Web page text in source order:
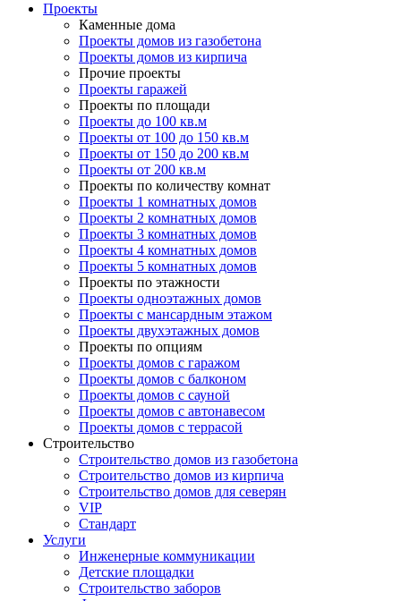
Проекты
Каменные дома
Проекты домов из газобетона
Проекты домов из кирпича
Прочие проекты
Проекты гаражей
Проекты по площади
Проекты до 100 кв.м
Проекты от 100 до 150 кв.м
Проекты от 150 до 200 кв.м
Проекты от 200 кв.м
Проекты по количеству комнат
Проекты 1 комнатных домов
Проекты 2 комнатных домов
Проекты 3 комнатных домов
Проекты 4 комнатных домов
Проекты 5 комнатных домов
Проекты по этажности
Проекты одноэтажных домов
Проекты с мансардным этажом
Проекты двухэтажных домов
Проекты по опциям
Проекты домов с гаражом
Проекты домов с балконом
Проекты домов с сауной
Проекты домов с автонавесом
Проекты домов с террасой
Строительство
Строительство домов из газобетона
Строительство домов из кирпича
Строительство домов для северян
VIP
Стандарт
Услуги
Инженерные коммуникации
Детские площадки
Строительство заборов